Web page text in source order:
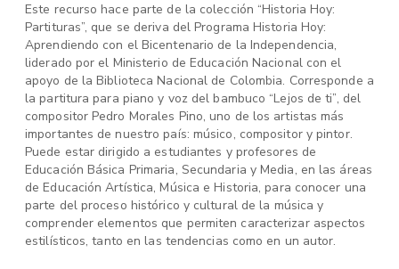
Este recurso hace parte de la colección “Historia Hoy:
Partituras”, que se deriva del Programa Historia Hoy:
Aprendiendo con el Bicentenario de la Independencia,
liderado por el Ministerio de Educación Nacional con el
apoyo de la Biblioteca Nacional de Colombia. Corresponde a
la partitura para piano y voz del bambuco “Lejos de ti”, del
compositor Pedro Morales Pino, uno de los artistas más
importantes de nuestro país: músico, compositor y pintor.
Puede estar dirigido a estudiantes y profesores de
Educación Básica Primaria, Secundaria y Media, en las áreas
de Educación Artística, Música e Historia, para conocer una
parte del proceso histórico y cultural de la música y
comprender elementos que permiten caracterizar aspectos
estilísticos, tanto en las tendencias como en un autor.